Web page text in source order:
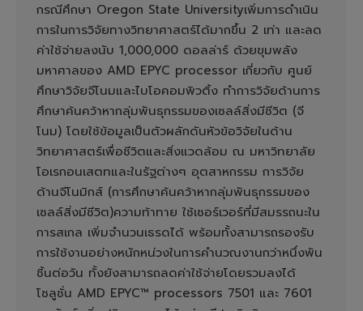
กรณีศึกษา Oregon State Universityเพิ่มการดำเนิน
การในการวิจัยทางวิทยาศาสตร์ได้มากขึ้น 2 เท่า และลด
ค่าใช้จ่ายลงนับ 1,000,000 ดอลล่าร์ ด้วยขุมพลัง
มหาศาลของ AMD EPYC processor เกี่ยวกับ ศูนย์
ศึกษาวิจัยจีโนมและไบโอคอมพิวติ้ง ทำการวิจัยด้านการ
ศึกษาค้นคว้าหากลุ่มพันธุกรรมของเซลล์สิ่งมีชีวิต (จี
โนม) โดยใช้ข้อมูลเป็นตัวผลักดันหัวข้อวิจัยในด้าน
วิทยาศาสตร์เพื่อชีวิตและสิ่งแวดล้อม ณ มหาวิทยาลัย
โอเรกอนเสตทและในรัฐต่างๆ อุตสาหกรรม การวิจัย
ด้านจีโนมิกส์ (การศึกษาค้นคว้าหากลุ่มพันธุกรรมของ
เซลล์สิ่งมีชีวิต)ความท้าทาย ใช้เซอร์เวอร์ที่มีสมรรถนะใน
การสเกล เพิ่มจำนวนเธรดได้ พร้อมทั้งสามารถรองรับ
การใช้งานอย่างหนักหน่วงในการคำนวณงานกว่าหนึ่งพัน
ชิ้นต่อวัน ทั้งยังสามารถลดค่าใช้จ่ายโดยรวมลงได้
โซลูชั่น AMD EPYC™ processors 7501 และ 7601